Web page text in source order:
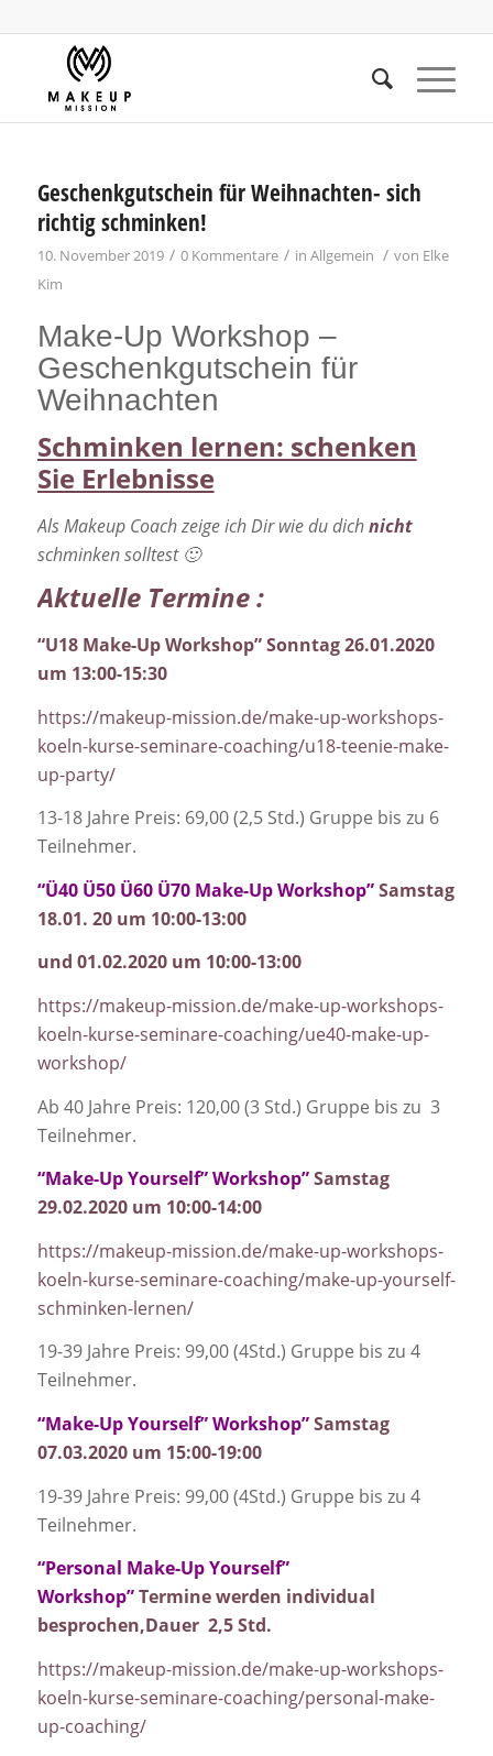
Geschenkgutschein für Weihnachten- sich
richtig schminken!
10. November 2019 / 0 Kommentare / in Allgemein / von Elke
Kim
Make-Up Workshop –
Geschenkgutschein für
Weihnachten
Schminken lernen: schenken
Sie Erlebnisse
Als Makeup Coach zeige ich Dir wie du dichnicht
schminken solltest 🙂
Aktuelle Termine :
“U18 Make-Up Workshop”Sonntag 26.01.2020
um 13:00-15:30
https://makeup-mission.de/make-up-workshops-
koeln-kurse-seminare-coaching/u18-teenie-make-
up-party/
13-18 Jahre Preis: 69,00 (2,5 Std.) Gruppe bis zu 6
Teilnehmer.
“Ü40 Ü50 Ü60 Ü70 Make-Up Workshop” Samstag
18.01. 20 um 10:00-13:00
und 01.02.2020 um 10:00-13:00
https://makeup-mission.de/make-up-workshops-
koeln-kurse-seminare-coaching/ue40-make-up-
workshop/
Ab 40 Jahre Preis: 120,00 (3 Std.) Gruppe bis zu 3
Teilnehmer.
“Make-Up Yourself” Workshop” Samstag
29.02.2020 um 10:00-14:00
https://makeup-mission.de/make-up-workshops-
koeln-kurse-seminare-coaching/make-up-yourself-
schminken-lernen/
19-39 Jahre Preis: 99,00 (4Std.) Gruppe bis zu 4
Teilnehmer.
“Make-Up Yourself” Workshop” Samstag
07.03.2020 um 15:00-19:00
19-39 Jahre Preis: 99,00 (4Std.) Gruppe bis zu 4
Teilnehmer.
“Personal Make-Up Yourself”
Workshop”Termine werden individual
besprochen,Dauer 2,5 Std.
https://makeup-mission.de/make-up-workshops-
koeln-kurse-seminare-coaching/personal-make-
up-coaching/